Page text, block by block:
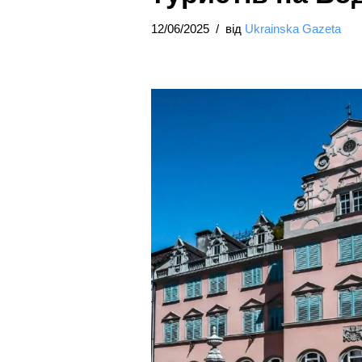
12/06/2025 від Ukrainska Gazeta